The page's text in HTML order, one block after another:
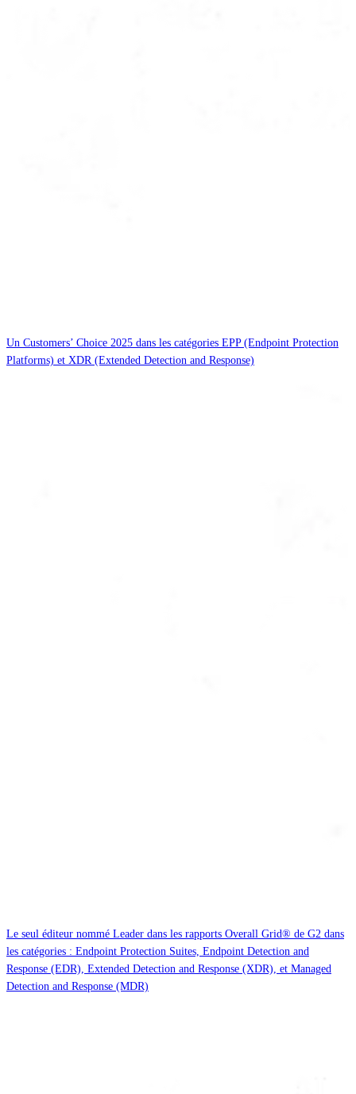
Un Customers’ Choice 2025 dans les catégories EPP (Endpoint Protection
Platforms) et XDR (Extended Detection and Response)
Le seul éditeur nommé Leader dans les rapports Overall Grid® de G2 dans
les catégories : Endpoint Protection Suites, Endpoint Detection and
Response (EDR), Extended Detection and Response (XDR), et Managed
Detection and Response (MDR)